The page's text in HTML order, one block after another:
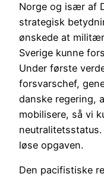
Norge og især af
strategisk
ønskede at
Sverige kunne
Under første
forsvarschef,
danske regering,
mobilisere, så vi
løse opgaven.
Den pacifistiske